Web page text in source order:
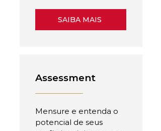
SAIBA MAIS
Assessment
Mensure e entenda o
potencial de seus